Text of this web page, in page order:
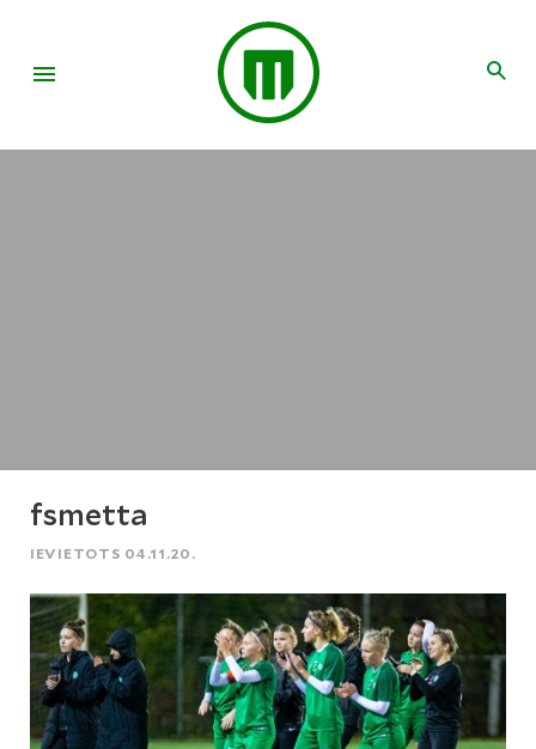
fsmetta
IEVIETOTS 04.11.20.